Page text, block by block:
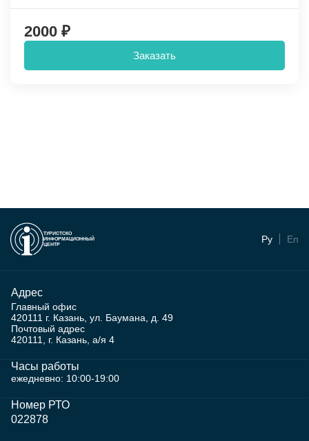
2000 ₽
Заказать
ТУРИСТСКО
ИНФОРМАЦИОННЫЙ
ЦЕНТР
Ру En
Адрес
Главный офис
420111 г. Казань, ул. Баумана, д. 49
Почтовый адрес
420111, г. Казань, а/я 4
Часы работы
ежедневно: 10:00-19:00
Номер РТО
022878